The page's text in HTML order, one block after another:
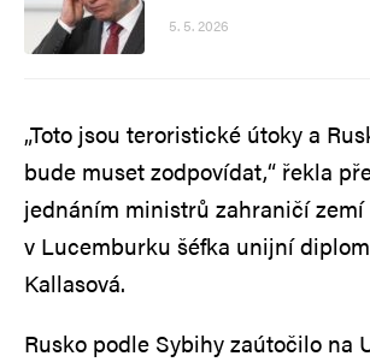
5. 5. 2026
„Toto jsou teroristické útoky a
bude muset zodpovídat,“ řekla
jednáním ministrů zahraničí zemí
v Lucemburku šéfka unijní
Kallasová.
Rusko podle Sybihy zaútočilo na